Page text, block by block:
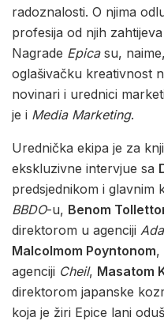
radoznalosti. O njima
profesija od njih
Nagrade Epicasu,
oglašivačku kreativnost
novinari i urednici
je i Media Marketing.
Urednička ekipa je za
ekskluzivne intervjue sa
predsjednikom i glavnim
BBDO-u, Benom
direktorom u agenciji
Malcolmom Poyntonom,
agenciji Cheil, Masatom
direktorom japanske
koja je žiri Epice lani